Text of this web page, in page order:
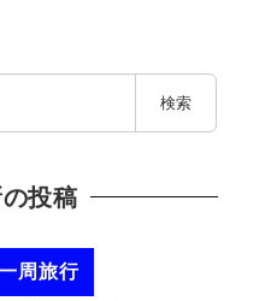
検索
投稿
周旅行